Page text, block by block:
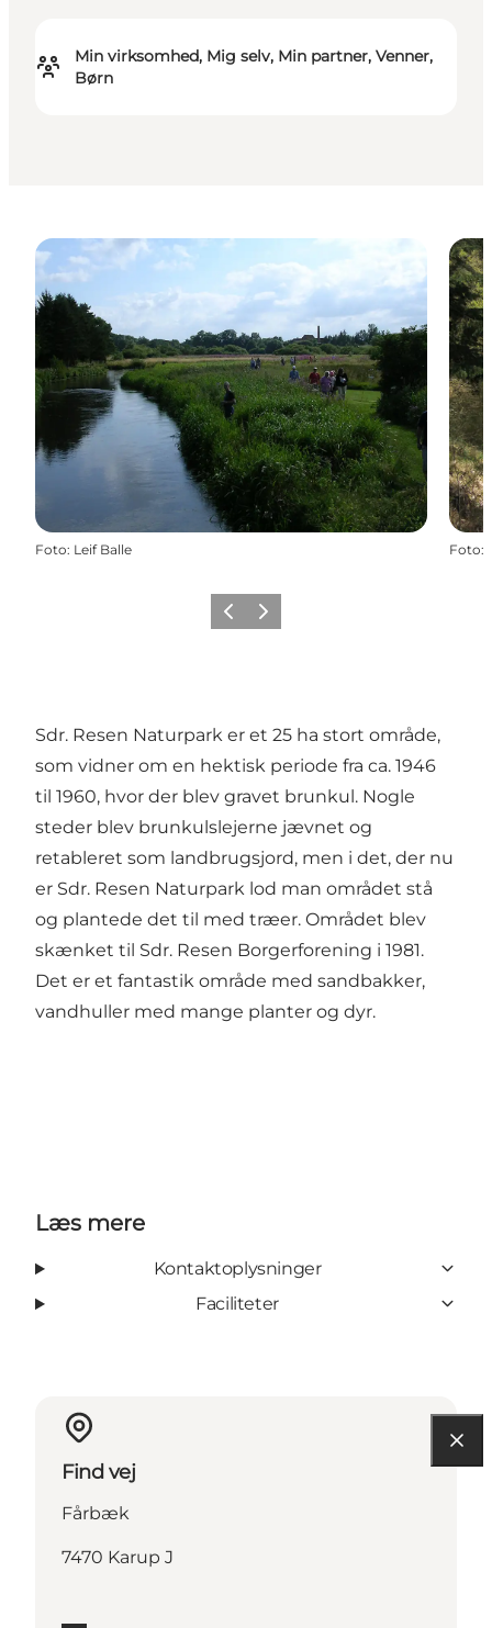
Min virksomhed, Mig selv, Min partner, Venner,
Børn
Foto: Leif Balle Foto:
Forrige billede
Næste billede
Sdr. Resen Naturpark er et 25 ha stort område,
som vidner om en hektisk periode fra ca. 1946
til 1960, hvor der blev gravet brunkul. Nogle
steder blev brunkulslejerne jævnet og
retableret som landbrugsjord, men i det, der nu
er Sdr. Resen Naturpark lod man området stå
og plantede det til med træer. Området blev
skænket til Sdr. Resen Borgerforening i 1981.
Det er et fantastik område med sandbakker,
vandhuller med mange planter og dyr.
Læs mere
Kontaktoplysninger
Faciliteter
Find vej
Fårbæk
7470 Karup J